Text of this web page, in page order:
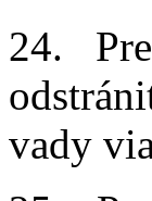
24.
vady